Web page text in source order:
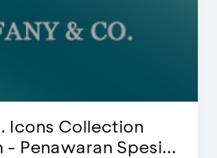
Collection
Penawaran Spesi...